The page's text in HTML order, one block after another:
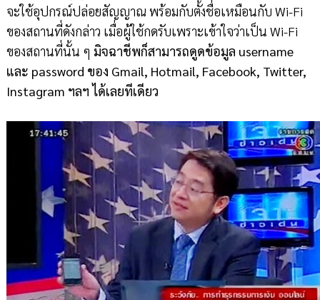
จะใช้อุปกรณ์ปล่อยสัญญาณ พร้อมกับตั้งชื่อเหมือนกับ Wi-Fi
ของสถานที่ดังกล่าว เมื่อผู้ใช้กดรับเพราะเข้าใจว่าเป็น Wi-Fi
ของสถานที่นั้น ๆ มิจฉาชีพก็สามารถดูดข้อมูล username
และ password ของ Gmail, Hotmail, Facebook, Twitter,
Instagram ฯลฯ ได้เลยทีเดียว